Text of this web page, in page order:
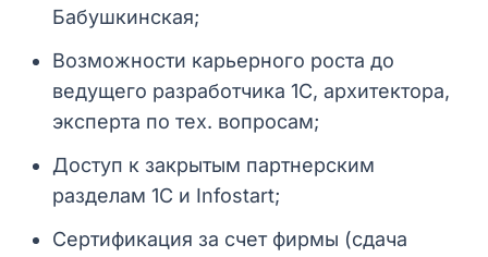
Бабушкинская;
Возможности карьерного роста до
ведущего разработчика 1С, архитектора,
эксперта по тех. вопросам;
Доступ к закрытым партнерским
разделам 1С и Infostart;
Сертификация за счет фирмы (сдача